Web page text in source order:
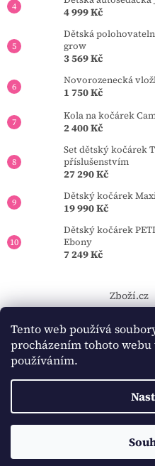
Tento web používá
procházením tohoto
používáním.
4 999 Kč
Dětská
grow
3 569 Kč
Novorozenecká
1 750 Kč
Kola na kočárek
2 400 Kč
Set dětský kočárek
příslušenstvím
27 290 Kč
Dětský kočárek
19 990 Kč
Dětský kočárek
Ebony
7 249 Kč
Zboží.cz
https://
Copyright 2026BAMBINO-